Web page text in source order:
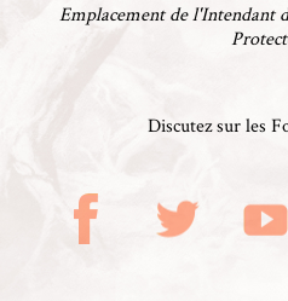
Emplacement de l'Intendant
Discutez sur les